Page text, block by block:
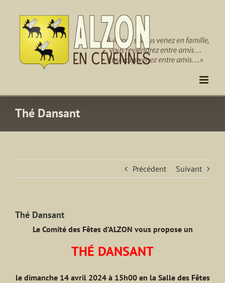
contenu
Thé Dansant
Précédent Suivant
Thé Dansant
Le Comité des Fêtes d’ALZON vous propose un
THÉ DANSANT
le dimanche 14 avril 2024 à 15h00 en la Salle des Fêtes